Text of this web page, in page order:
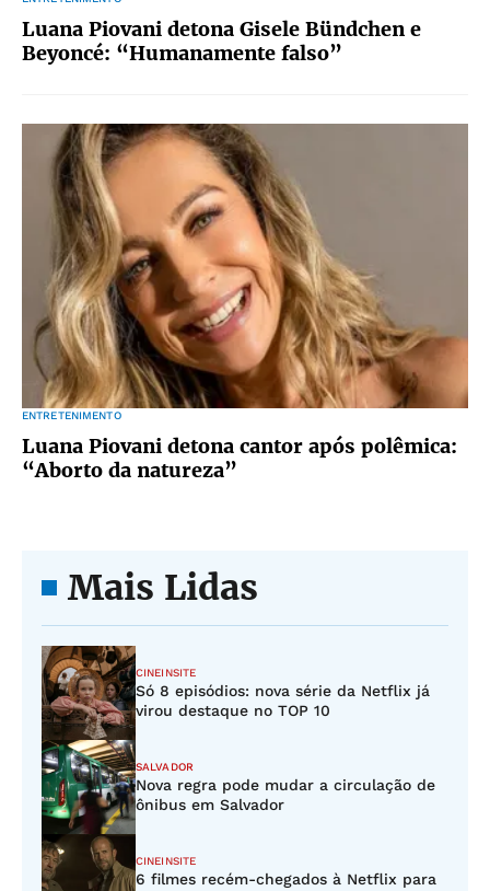
Luana Piovani detona Gisele Bündchen e
Beyoncé: “Humanamente falso”
ENTRETENIMENTO
Luana Piovani detona cantor após polêmica:
“Aborto da natureza”
Mais Lidas
CINEINSITE
Só 8 episódios: nova série da Netflix já
virou destaque no TOP 10
SALVADOR
Nova regra pode mudar a circulação de
ônibus em Salvador
CINEINSITE
6 filmes recém-chegados à Netflix para